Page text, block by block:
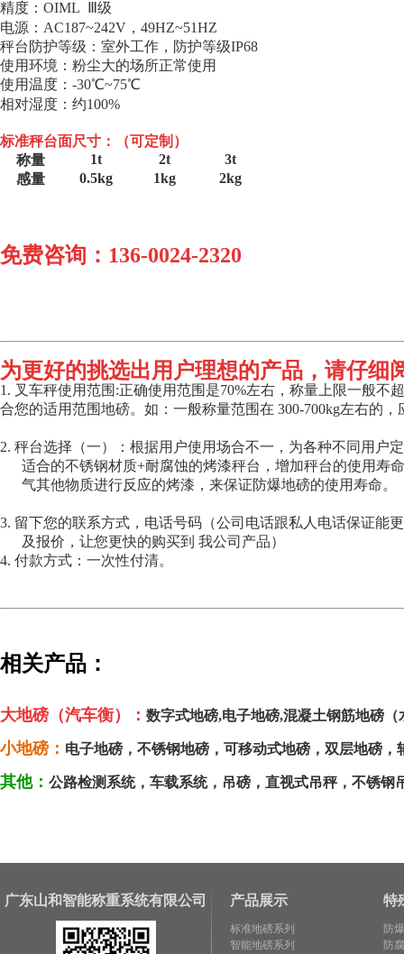
精度： OIML
Ⅲ级
电源： AC187~242V ， 49HZ~51HZ
秤台防护等级：室外工作，防护等级IP68
使用环境：粉尘大的场所正常使用
使用温度： -30℃~75℃
相对湿度：约100%
标准秤台面尺寸：（可定制）
称量
1t 2t
3t
感量
0.5kg 1kg 2kg
免费咨询： 136-0024-2320
为更好的挑选出用户理想的产品，请仔细
1. 叉车秤使用范围 :正确使用范围是70%左右，称量上限一般不
合您的适用范围地磅。如：一般称量范围在 300-700kg左右的，
2. 秤台选择（一）：根据用户使用场合不一，为各种不同用户
适合的不锈钢材质+耐腐蚀的烤漆秤台，增加秤台的使用寿
气其他物质进行反应的烤漆，来保证防爆地磅的使用寿命。
3. 留下您的联系方式，电话号码（公司电话跟私人电话保证能
及报价，让您更快的购买到 我公司产品）
4. 付款方式：一次性付清。
相关产品：
大地磅（汽车衡）： 数字式地磅,电子地磅,混凝土钢筋地磅（
小地磅： 电子地磅 ， 不锈钢地磅 ， 可移动式地磅 ， 双层地磅 ，
其他： 公路检测系统， 车载系统， 吊磅 ， 直视式吊秤， 不锈钢
广东山和智能称重系统有限公司 产品展示
标准地磅系列
智能地磅系列
特
防
防